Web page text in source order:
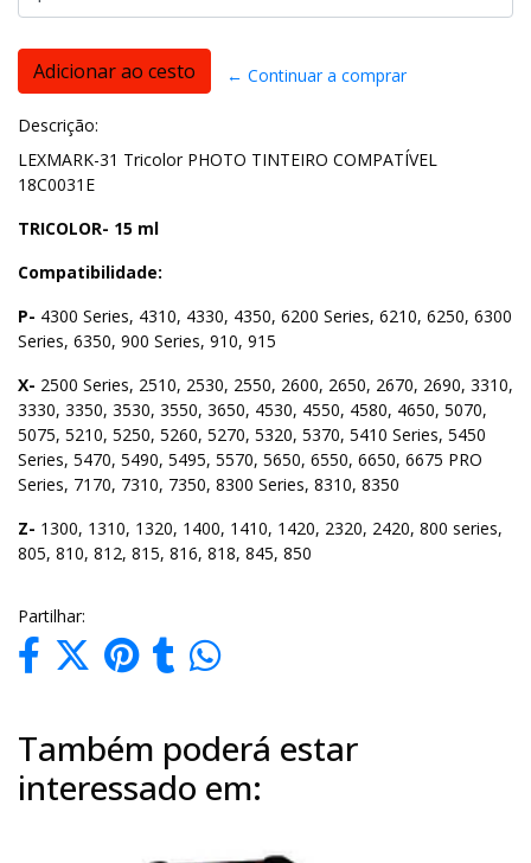
← Continuar a comprar
Descrição:
LEXMARK-31 Tricolor PHOTO TINTEIRO COMPATÍVEL
18C0031E
TRICOLOR- 15 ml
Compatibilidade:
P- 4300 Series, 4310, 4330, 4350, 6200 Series, 6210, 6250, 6300
Series, 6350, 900 Series, 910, 915
X- 2500 Series, 2510, 2530, 2550, 2600, 2650, 2670, 2690, 3310,
3330, 3350, 3530, 3550, 3650, 4530, 4550, 4580, 4650, 5070,
5075, 5210, 5250, 5260, 5270, 5320, 5370, 5410 Series, 5450
Series, 5470, 5490, 5495, 5570, 5650, 6550, 6650, 6675 PRO
Series, 7170, 7310, 7350, 8300 Series, 8310, 8350
Z- 1300, 1310, 1320, 1400, 1410, 1420, 2320, 2420, 800 series,
805, 810, 812, 815, 816, 818, 845, 850
Partilhar:
Também poderá estar
interessado em: